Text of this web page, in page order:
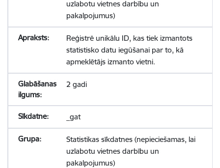
uzlabotu vietnes darbību un
pakalpojumus)
Reģistrē unikālu ID, kas tiek izmantots
statistisko datu iegūšanai par to, kā
apmeklētājs izmanto vietni.
2 gadi
_gat
Statistikas sīkdatnes (nepieciešamas, lai
uzlabotu vietnes darbību un
pakalpojumus)